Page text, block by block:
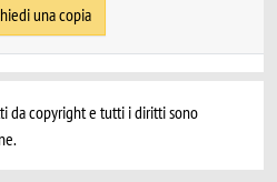
una copia
da copyright e tutti i diritti sono